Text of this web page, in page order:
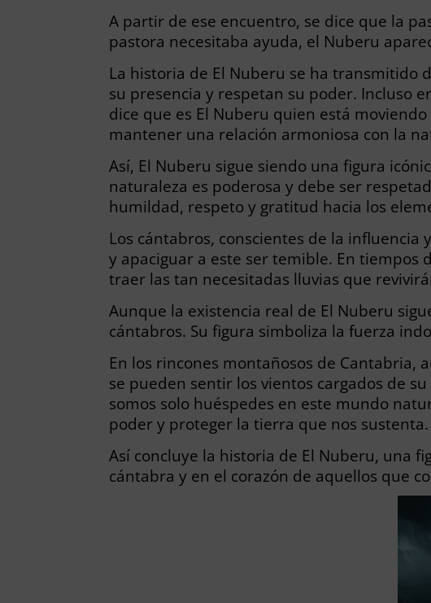
A partir de ese encuentro, se dice que la
pastora necesitaba ayuda, el Nuberu
La historia de El Nuberu se ha transmitido
su presencia y respetan su poder. Incluso
dice que es El Nuberu quien está
mantener una relación armoniosa con la
Así, El Nuberu sigue siendo una figura
naturaleza es poderosa y debe ser
humildad, respeto y gratitud hacia los
Los cántabros, conscientes de la
y apaciguar a este ser temible. En tiempos
traer las tan necesitadas lluvias que
Aunque la existencia real de El Nuberu
cántabros. Su figura simboliza la fuerza
En los rincones montañosos de Cantabria,
se pueden sentir los vientos cargados de
somos solo huéspedes en este mundo
poder y proteger la tierra que nos sustenta.
Así concluye la historia de El Nuberu, una
cántabra y en el corazón de aquellos que